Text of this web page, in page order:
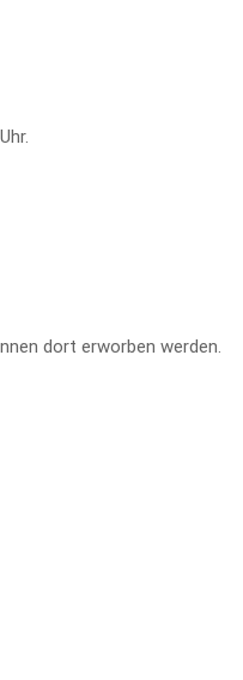
dort erworben werden.